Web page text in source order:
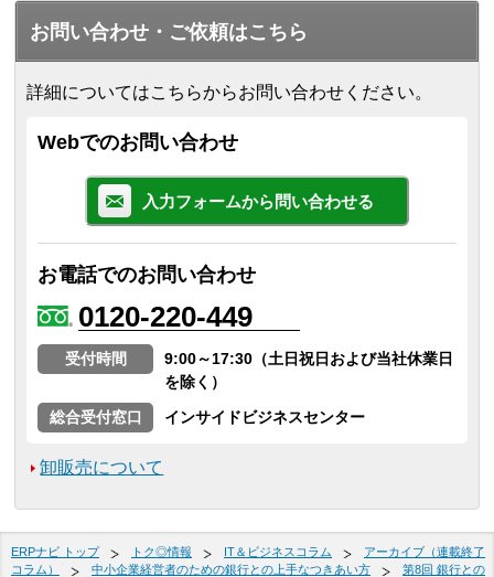
お問い合わせ・ご依頼はこちら
詳細についてはこちらからお問い合わせください。
Webでのお問い合わせ
入力フォームから問い合わせる
お電話でのお問い合わせ
0120-220-449
受付時間
9:00～17:30（土日祝日および当社休業日
を除く）
総合受付窓口
インサイドビジネスセンター
卸販売について
ERPナビ トップ トク◎情報 IT＆ビジネスコラム
アーカイブ（連載終了
コラム）
中小企業経営者のための銀行との上手なつきあい方
第8回 銀行との